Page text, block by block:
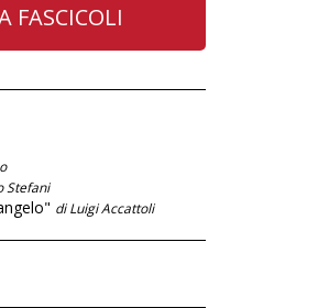
FASCICOLI
Stefani
di Luigi Accattoli